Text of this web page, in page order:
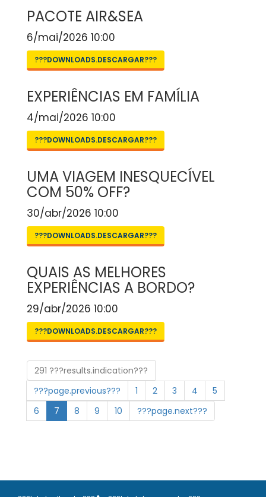
PACOTE AIR&SEA
6/mai/2026 10:00
???DOWNLOADS.DESCARGAR???
EXPERIÊNCIAS EM FAMÍLIA
4/mai/2026 10:00
???DOWNLOADS.DESCARGAR???
UMA VIAGEM INESQUECÍVEL
COM 50% OFF?
30/abr/2026 10:00
???DOWNLOADS.DESCARGAR???
QUAIS AS MELHORES
EXPERIÊNCIAS A BORDO?
29/abr/2026 10:00
???DOWNLOADS.DESCARGAR???
291 ???results.indication???
???page.previous???
1 2 3 4
5
6
7 8 9 10 ???page.next???